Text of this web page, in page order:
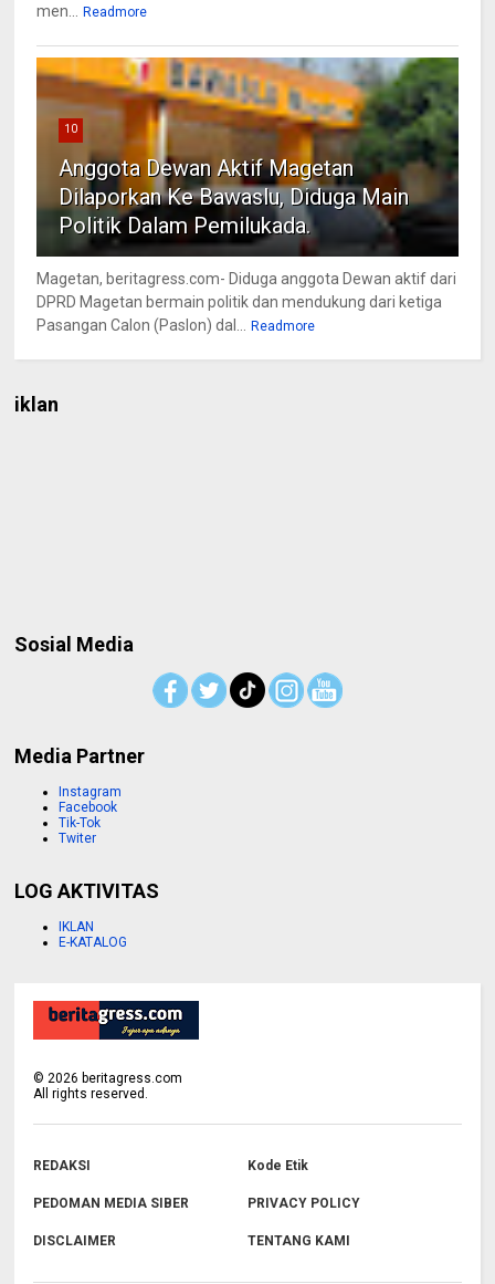
men...
Readmore
10
Anggota Dewan Aktif Magetan
Dilaporkan Ke Bawaslu, Diduga Main
Politik Dalam Pemilukada.
Magetan, beritagress.com- Diduga anggota Dewan aktif dari
DPRD Magetan bermain politik dan mendukung dari ketiga
Pasangan Calon (Paslon) dal...
Readmore
iklan
Sosial Media
Media Partner
Instagram
Facebook
Tik-Tok
Twiter
LOG AKTIVITAS
IKLAN
E-KATALOG
©2026 beritagress.com
All rights reserved.
REDAKSI Kode Etik
PEDOMAN MEDIA SIBER PRIVACY POLICY
DISCLAIMER TENTANG KAMI